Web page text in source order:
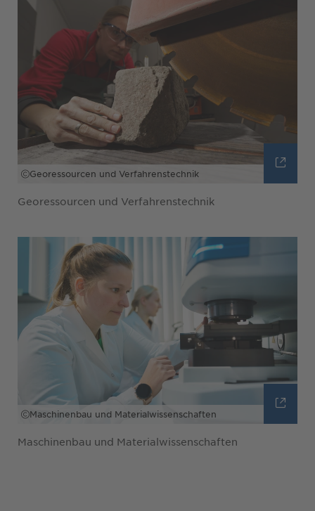
Georessourcen und Verfahrenstechnik
Georessourcen und Verfahrenstechnik
Maschinenbau und Materialwissenschaften
Maschinenbau und Materialwissenschaften